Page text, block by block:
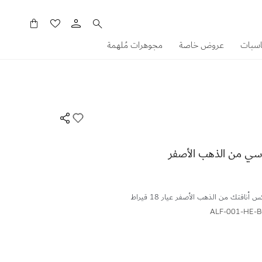
عروض خاصة مجوهرات مُلهمة
من الذهب الأصفر
من الذهب الأصفر عيار 18 قيراط
ALF-001-HE-